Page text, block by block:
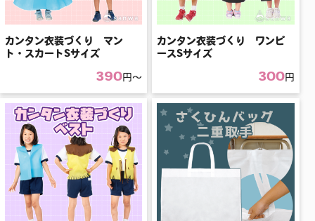
カンタン衣装づくり マン
ト・スカートSサイズ
390円〜
カンタン衣装づくり ワンピ
ースSサイズ
300円